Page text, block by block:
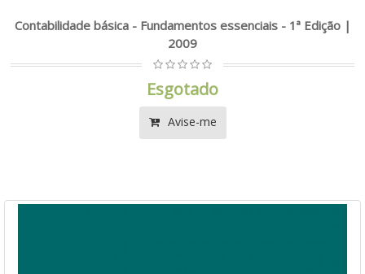
Contabilidade básica - Fundamentos essenciais - 1ª Edição |
2009
Esgotado
Avise-me